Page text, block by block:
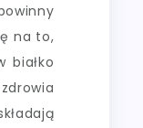
na to,
białko